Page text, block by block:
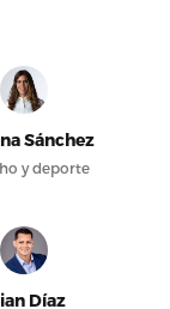
Sánchez
y deporte
Díaz